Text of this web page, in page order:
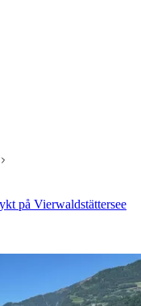
på Vierwaldstättersee